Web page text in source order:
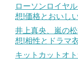
ローソンロイヤ
想!価格とおいし
井上真央、嵐の
想!相性とドラマ
キットカットオ